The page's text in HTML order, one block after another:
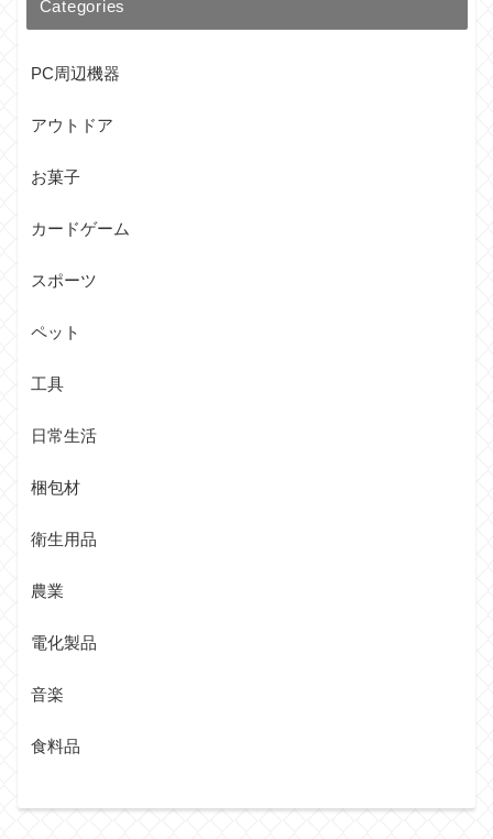
Categories
PC周辺機器
アウトドア
お菓子
カードゲーム
スポーツ
ペット
工具
日常生活
梱包材
衛生用品
農業
電化製品
音楽
食料品